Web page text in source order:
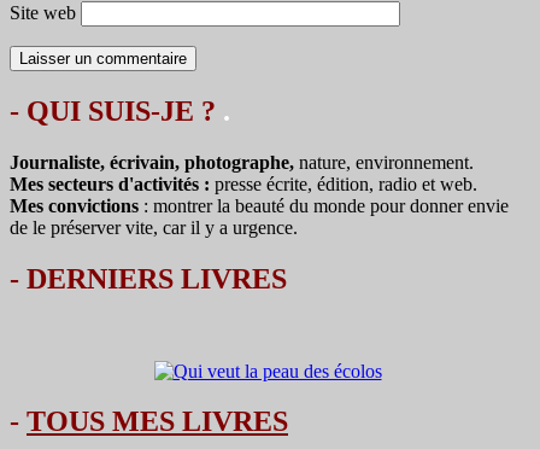
Site web
- QUI SUIS-JE ? .
Journaliste, écrivain, photographe, nature, environnement.
Mes secteurs d'activités : presse écrite, édition, radio et web.
Mes convictions : montrer la beauté du monde pour donner envie
de le préserver vite, car il y a urgence.
- DERNIERS LIVRES
- TOUS MES LIVRES